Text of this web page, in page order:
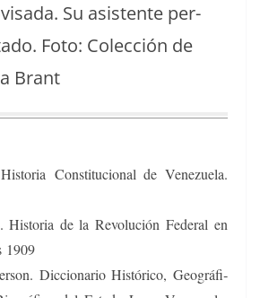
Su asis­tente per­
Foto: Colec­ción de
Brant
Con­sti­tu­cional de Venezuela.
His­to­ria de la Rev­olu­ciónFed­er­al en
1909
Dic­cionario Históri­co, Geográ­fi­